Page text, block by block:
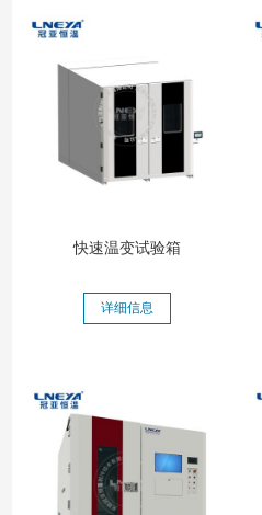
快速温变试验箱
详细信息